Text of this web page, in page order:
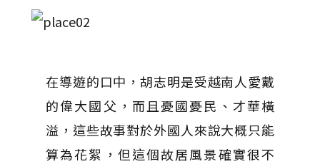
在導遊的口中，胡志明是受越南人愛戴
的偉大國父，而且憂國憂民、才華橫
溢，這些故事對於外國人來說大概只能
算為花絮，但這個故居風景確實很不